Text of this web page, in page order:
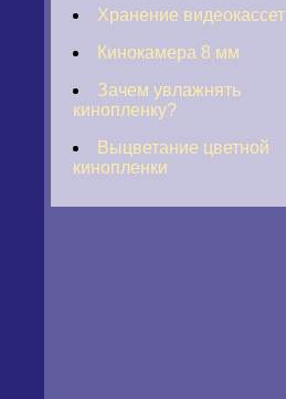
Хранение видеокассет
Кинокамера 8 мм
Зачем увлажнять
кинопленку?
Выцветание цветной
кинопленки